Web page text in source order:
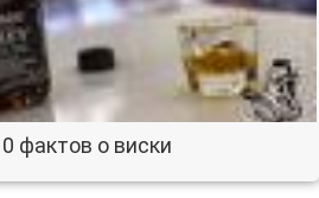
фактов о виски